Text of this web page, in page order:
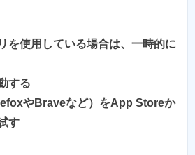
を使用している場合は、一時的に
する
やBraveなど）をApp Storeか
す